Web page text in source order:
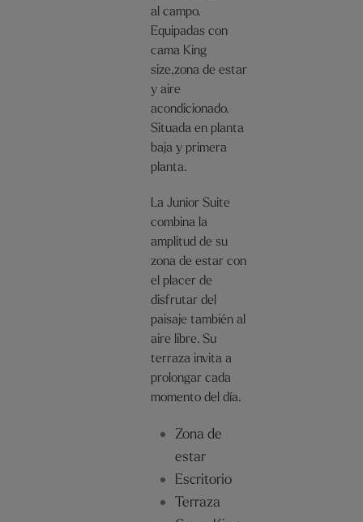
al campo.
Equipadas con
cama King
size,zona de estar
y aire
acondicionado.
Situada en planta
baja y primera
planta.
La Junior Suite
combina la
amplitud de su
zona de estar con
el placer de
disfrutar del
paisaje también al
aire libre. Su
terraza invita a
prolongar cada
momento del día.
Zona de
estar
Escritorio
Terraza